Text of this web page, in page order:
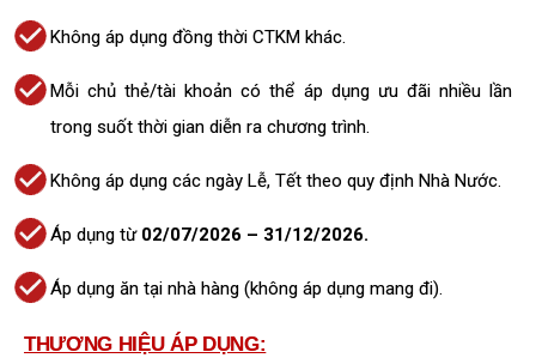
Không áp dụng đồng thời CTKM khác.
Mỗi chủ thẻ/tài khoản có thể áp dụng ưu đãi nhiều lần
trong suốt thời gian diễn ra chương trình.
Không áp dụng các ngày Lễ, Tết theo quy định Nhà Nước.
Áp dụng từ02/07/2026 – 31/12/2026.
Áp dụng ăn tại nhà hàng (không áp dụng mang đi).
THƯƠNG HIỆU ÁP DỤNG: